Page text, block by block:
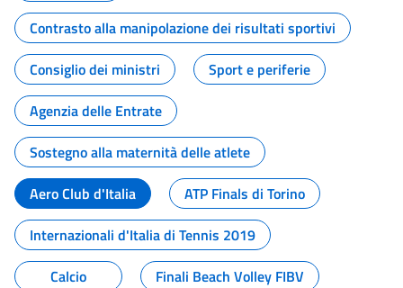
Contrasto alla manipolazione dei risultati sportivi
Consiglio dei ministri
Sport e periferie
Agenzia delle Entrate
Sostegno alla maternità delle atlete
Aero Club d'Italia
ATP Finals di Torino
Internazionali d'Italia di Tennis 2019
Calcio
Finali Beach Volley FIBV